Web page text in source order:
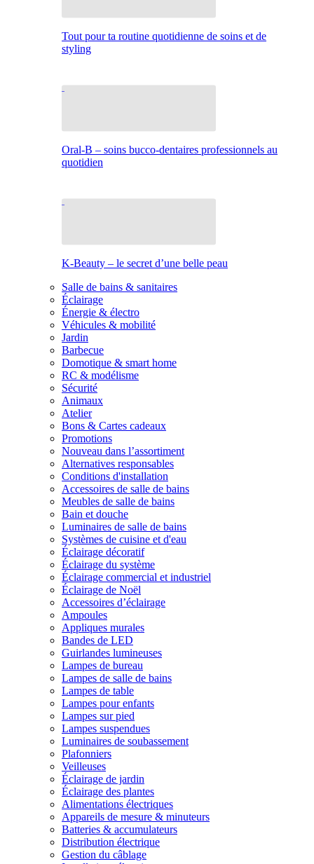
Tout pour ta routine quotidienne de soins et de
styling
Oral-B – soins bucco-dentaires professionnels au
quotidien
K-Beauty – le secret d’une belle peau
Salle de bains & sanitaires
Éclairage
Énergie & électro
Véhicules & mobilité
Jardin
Barbecue
Domotique & smart home
RC & modélisme
Sécurité
Animaux
Atelier
Bons & Cartes cadeaux
Promotions
Nouveau dans l’assortiment
Alternatives responsables
Conditions d'installation
Accessoires de salle de bains
Meubles de salle de bains
Bain et douche
Luminaires de salle de bains
Systèmes de cuisine et d'eau
Éclairage décoratif
Éclairage du système
Éclairage commercial et industriel
Éclairage de Noël
Accessoires d’éclairage
Ampoules
Appliques murales
Bandes de LED
Guirlandes lumineuses
Lampes de bureau
Lampes de salle de bains
Lampes de table
Lampes pour enfants
Lampes sur pied
Lampes suspendues
Luminaires de soubassement
Plafonniers
Veilleuses
Éclairage de jardin
Éclairage des plantes
Alimentations électriques
Appareils de mesure & minuteurs
Batteries & accumulateurs
Distribution électrique
Gestion du câblage